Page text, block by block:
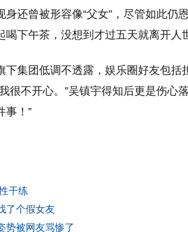
还曾被形容像“父女”，尽管如此仍
下午茶，没想到才过五天就离开人
下集团低调不透露，娱乐圈好友包括
很不开心。”吴镇宇得知后更是伤心
事！”
干练
了个假女友
势被网友骂惨了